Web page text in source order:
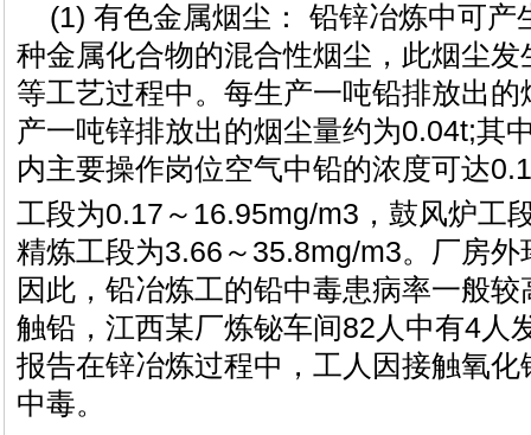
(1) 有色金属烟尘： 铅锌冶炼中可产
种金属化合物的混合性烟尘，此烟尘
等工艺过程中。每生产一吨铅排放出
产一吨锌排放出的烟尘量约为0.04t;其
内主要操作岗位空气中铅的浓度可达
工段为0.17～16.95mg/m3，鼓风炉工
精炼工段为3.66～35.8mg/m3。厂房
因此，铅冶炼工的铅中毒患病率一般
触铅，江西某厂炼铋车间82人中有4人
报告在锌冶炼过程中，工人因接触氧
中毒。